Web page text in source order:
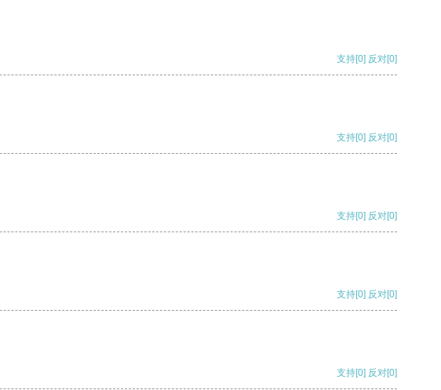
支持[0] 反对[0]
支持[0] 反对[0]
支持[0] 反对[0]
支持[0] 反对[0]
支持[0] 反对[0]